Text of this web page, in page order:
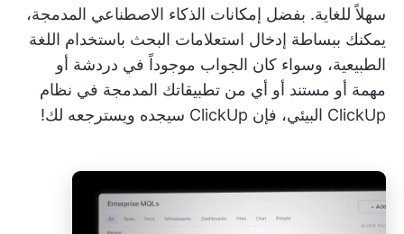
سهلاً للغاية. بفضل إمكانات الذكاء الاصطناعي المدمجة،
يمكنك ببساطة إدخال استعلامات البحث باستخدام اللغة
الطبيعية، وسواء كان الجواب موجوداً في دردشة أو
مهمة أو مستند أو أي من تطبيقاتك المدمجة في نظام
ClickUp البيئي، فإن ClickUp سيجده ويسترجعه لك!